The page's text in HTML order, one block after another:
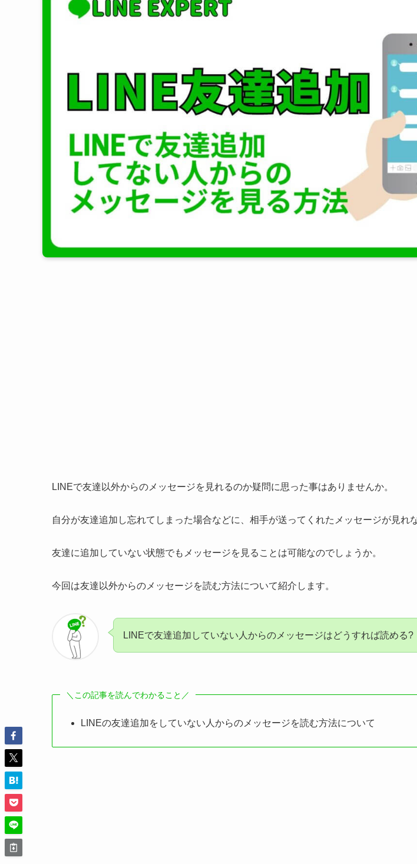
LINEで友達以外からのメッセージを見れるのか疑問に思った事はありませんか。
自分が友達追加し忘れてしまった場合などに、相手が送ってくれたメッセージが見れ
友達に追加していない状態でもメッセージを見ることは可能なのでしょうか。
今回は友達以外からのメッセージを読む方法について紹介します。
LINEで友達追加していない人からのメッセージはどうすれば読める?
＼この記事を読んでわかること／
LINEの友達追加をしていない人からのメッセージを読む方法について